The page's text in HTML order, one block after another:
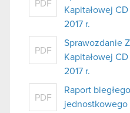
PDF
Kapitałowej
2017 r.
PDF
Sprawozdanie
Kapitałowej CD
2017 r.
PDF
Raport
jednostkowego